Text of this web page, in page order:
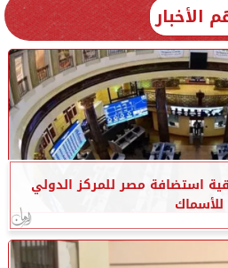
الأخبار
استضافة مصر للمركز الدولي
للأسماك